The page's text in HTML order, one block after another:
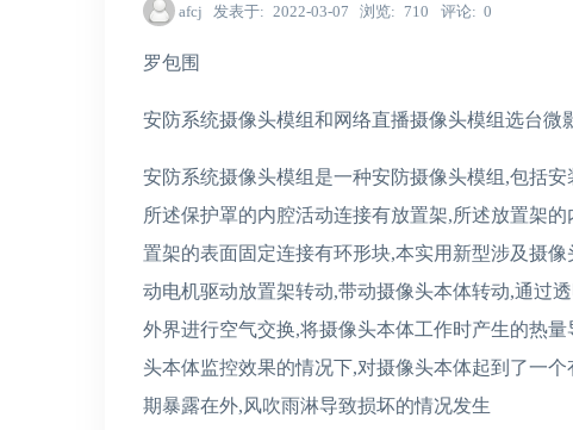
afcj 发表于 2022-03-07 浏览 710 评论 0
罗包围
安防系统摄像头模组和网络直播摄像头模组选台微
安防系统摄像头模组是一种安防摄像头模组,包括
所述保护罩的内腔活动连接有放置架,所述放置架
置架的表面固定连接有环形块,本实用新型涉及摄
动电机驱动放置架转动,带动摄像头本体转动,通过
外界进行空气交换,将摄像头本体工作时产生的热
头本体监控效果的情况下,对摄像头本体起到了一
期暴露在外,风吹雨淋导致损坏的情况发生